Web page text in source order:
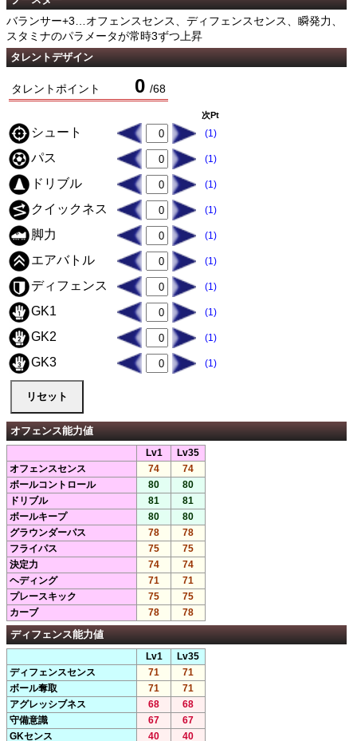
バランサー+3…オフェンスセンス、ディフェンスセンス、瞬発力、
スタミナのパラメータが常時3ずつ上昇
タレントデザイン
タレントポイント 0 /68
次Pt
シュート (1)
パス (1)
ドリブル (1)
クイックネス (1)
脚力 (1)
エアバトル (1)
ディフェンス (1)
GK1 (1)
GK2 (1)
GK3 (1)
オフェンス能力値
Lv1
Lv35
オフェンスセンス
74
74
ボールコントロール
80
80
ドリブル
81
81
ボールキープ
80
80
グラウンダーパス
78
78
フライパス
75
75
決定力
74
74
ヘディング
71
71
プレースキック
75
75
カーブ
78 78
ディフェンス能力値
Lv1
Lv35
ディフェンスセンス
71
71
ボール奪取
71
71
アグレッシブネス
68
68
守備意識
67
67
GKセンス
40 40